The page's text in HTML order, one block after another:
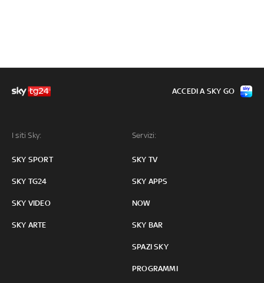
I siti Sky:
SKY SPORT
SKY TG24
SKY VIDEO
SKY ARTE
Servizi:
SKY TV
SKY APPS
NOW
SKY BAR
SPAZI SKY
PROGRAMMI
ACCEDI A SKY GO